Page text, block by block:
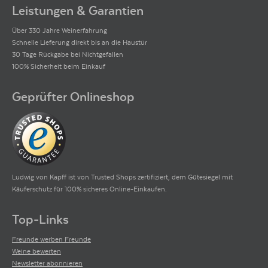
Leistungen & Garantien
Über 330 Jahre Weinerfahrung
Schnelle Lieferung direkt bis an die Haustür
30 Tage Rückgabe bei Nichtgefallen
100% Sicherheit beim Einkauf
Geprüfter Onlineshop
Ludwig von Kapff ist von Trusted Shops zertifiziert, dem Gütesiegel mit
Käuferschutz für 100% sicheres Online-Einkaufen.
Top-Links
Freunde werben Freunde
Weine bewerten
Newsletter abonnieren